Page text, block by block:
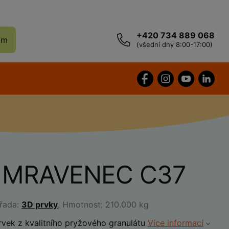
+420 734 889 068
(všední dny 8:00-17:00)
C37
3D prvky, Hmotnost: 210.000 kg
z kvalitního pryžového granulátu Více informací